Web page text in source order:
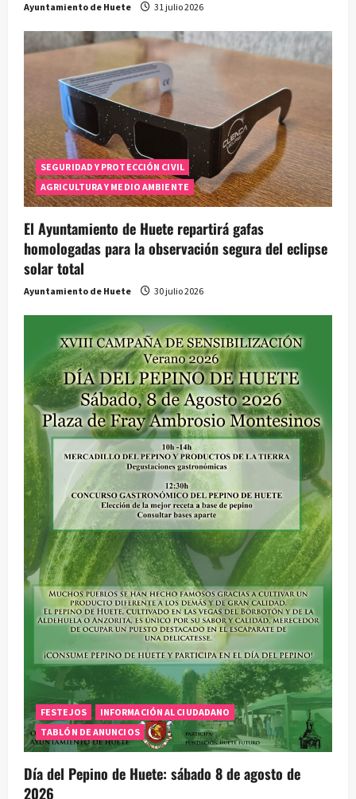
Ayuntamiento de Huete 31 julio 2026
SEGURIDAD Y PROTECCIÓN CIVIL
AGRICULTURA Y MEDIO AMBIENTE
El Ayuntamiento de Huete repartirá gafas
homologadas para la observación segura del eclipse
solar total
Ayuntamiento de Huete 30 julio 2026
FESTEJOS
INFORMACIÓN AL CIUDADANO
TABLÓN DE ANUNCIOS
Día del Pepino de Huete: sábado 8 de agosto de
2026